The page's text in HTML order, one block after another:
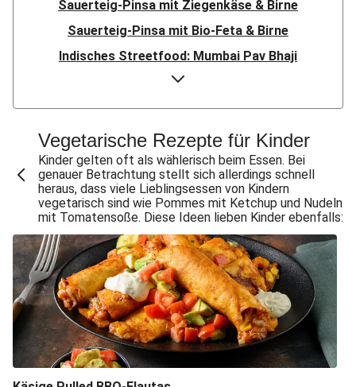
Sauerteig-Pinsa mit Ziegenkäse & Birne
Sauerteig-Pinsa mit Bio-Feta & Birne
Indisches Streetfood: Mumbai Pav Bhaji
Flauipauis Zucchini-Puffer mit Hexkräutern
Nord-Indischer Palak Paneer in spicy Spinatcurry
Bowl & doppelt veganen Sweet-Chili-Filetstücken
Doppelte vegane Beyond Meat Frikadelle
Buttrige Filetstücke mit Kormapaste
Spinat-Brezenknödel mit Rahmschwammerln
Perlencouscous-Minestrone mit Kichererbsen
Chana Masala mit Kichererbsen und Babyspinat
Scharfe Linsensuppe mit Bio-Feta und veganen
Filetstücken
Scharfe Marokkanische Linsensuppe mit Bio-Feta
Vegane Beyond Meat Frikadelle mit Zwiebelsoße
Spätzle in Camembert-Creme-Soße
Vegetarische Rezepte für Kinder
Kinder gelten oft als wählerisch beim Essen. Bei
genauer Betrachtung stellt sich allerdings schnell
heraus, dass viele Lieblingsessen von Kindern
vegetarisch sind wie Pommes mit Ketchup und Nudeln
mit Tomatensoße. Diese Ideen lieben Kinder ebenfalls: